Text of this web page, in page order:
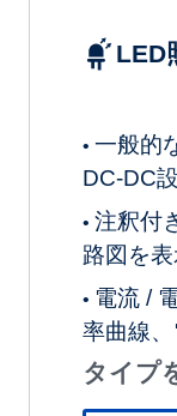
LED
• 一般的
DC-DC
• 注釈付
路図を
• 電流 /
率曲線
タイプ